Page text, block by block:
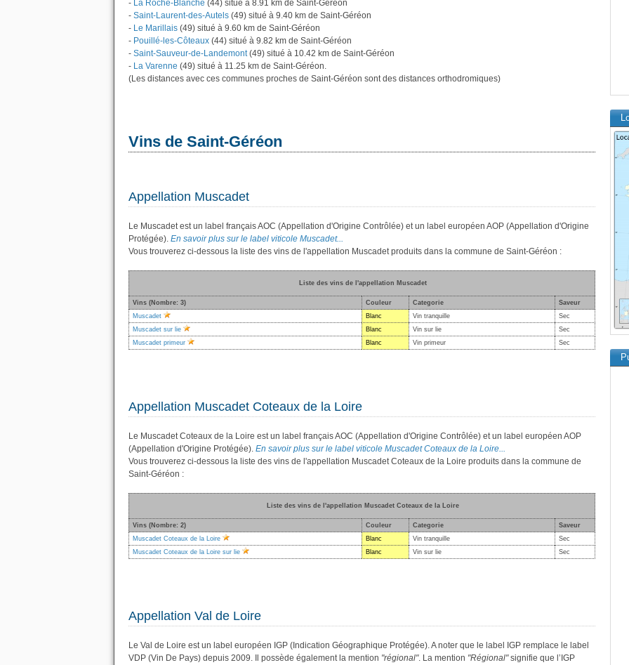
- La Roche-Blanche (44) situé à 8.91 km de Saint-Géréon
- Saint-Laurent-des-Autels (49) situé à 9.40 km de Saint-Géréon
- Le Marillais (49) situé à 9.60 km de Saint-Géréon
- Pouillé-les-Côteaux (44) situé à 9.82 km de Saint-Géréon
- Saint-Sauveur-de-Landemont(49) situé à 10.42 km de Saint-Géréon
- La Varenne (49) situé à 11.25 km de Saint-Géréon.
(Les distances avec ces communes proches de Saint-Géréon sont des distances orthodromiques)
Vins de Saint-Géréon
Appellation Muscadet
Le Muscadet est un label français AOC (Appellation d'Origine Contrôlée) et un label européen AOP (Appellation d'Origine
Protégée). En savoir plus sur le label viticole Muscadet...
Vous trouverez ci-dessous la liste des vins de l'appellation Muscadet produits dans la commune de Saint-Géréon :
Liste des vins de l'appellation Muscadet
Vins (Nombre: 3) Couleur Categorie
Saveur
Muscadet
Blanc Vin tranquille
Sec
Muscadet sur lie
Blanc Vin sur lie
Sec
Muscadet primeur
Blanc Vin primeur Sec
Appellation Muscadet Coteaux de la Loire
Le Muscadet Coteaux de la Loire est un label français AOC (Appellation d'Origine Contrôlée) et un label européen AOP
(Appellation d'Origine Protégée). En savoir plus sur le label viticole Muscadet Coteaux de la Loire...
Vous trouverez ci-dessous la liste des vins de l'appellation Muscadet Coteaux de la Loire produits dans la commune de
Saint-Géréon :
Liste des vins de l'appellation Muscadet Coteaux de la Loire
Vins (Nombre: 2) Couleur Categorie
Saveur
Muscadet Coteaux de la Loire
Blanc Vin tranquille
Sec
Muscadet Coteaux de la Loire sur lie
Blanc Vin sur lie Sec
Appellation Val de Loire
Le Val de Loire est un label européen IGP (Indication Géographique Protégée). A noter que le label IGP remplace le label
VDP (Vin De Pays) depuis 2009. Il possède également la mention "régional". La mention "Régional"signifie que l’IGP